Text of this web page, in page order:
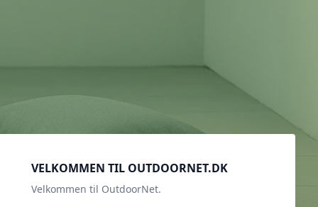
Sidebar
VELKOMMEN TIL OUTDOORNET.DK
Velkommen til OutdoorNet.